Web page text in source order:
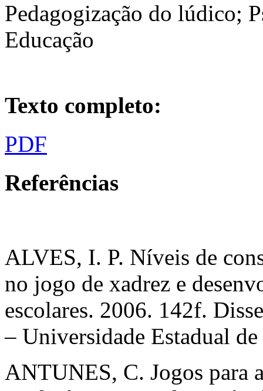
Pedagogização do lúdico;
Educação
Texto completo:
PDF
Referências
ALVES, I. P. Níveis de
no jogo de xadrez e
escolares. 2006. 142f.
– Universidade Estadual
ANTUNES, C. Jogos para